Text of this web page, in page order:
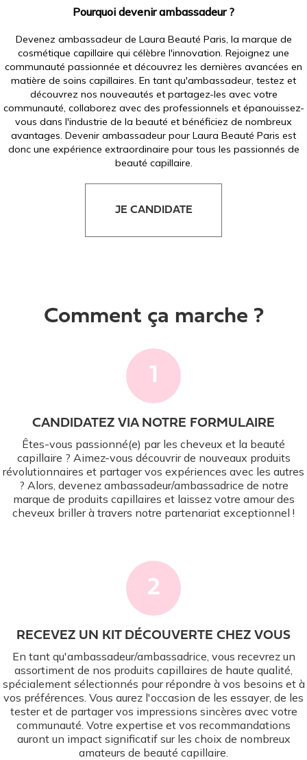
Pourquoi devenir ambassadeur ?
Devenez ambassadeur de Laura Beauté Paris, la marque de
cosmétique capillaire qui célèbre l'innovation. Rejoignez une
communauté passionnée et découvrez les dernières avancées en
matière de soins capillaires. En tant qu'ambassadeur, testez et
découvrez nos nouveautés et partagez-les avec votre
communauté, collaborez avec des professionnels et épanouissez-
vous dans l'industrie de la beauté et bénéficiez de nombreux
avantages. Devenir ambassadeur pour Laura Beauté Paris est
donc une expérience extraordinaire pour tous les passionnés de
beauté capillaire.
JE CANDIDATE
Comment ça marche ?
1
CANDIDATEZ VIA NOTRE FORMULAIRE
Êtes-vous passionné(e) par les cheveux et la beauté
capillaire ? Aimez-vous découvrir de nouveaux produits
révolutionnaires et partager vos expériences avec les autres
? Alors, devenez ambassadeur/ambassadrice de notre
marque de produits capillaires et laissez votre amour des
cheveux briller à travers notre partenariat exceptionnel !
2
RECEVEZ UN KIT DÉCOUVERTE CHEZ VOUS
En tant qu'ambassadeur/ambassadrice, vous recevrez un
assortiment de nos produits capillaires de haute qualité,
spécialement sélectionnés pour répondre à vos besoins et à
vos préférences. Vous aurez l'occasion de les essayer, de les
tester et de partager vos impressions sincères avec votre
communauté. Votre expertise et vos recommandations
auront un impact significatif sur les choix de nombreux
amateurs de beauté capillaire.